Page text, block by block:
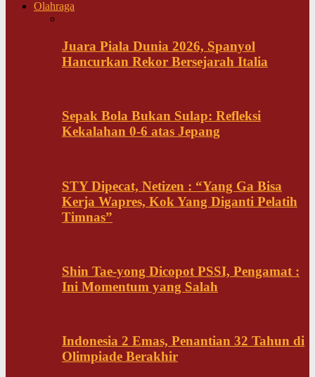
Olahraga
Juara Piala Dunia 2026, Spanyol
Hancurkan Rekor Bersejarah Italia
Sepak Bola Bukan Sulap: Refleksi
Kekalahan 0-6 atas Jepang
STY Dipecat, Netizen : “Yang Ga Bisa
Kerja Wapres, Kok Yang Diganti Pelatih
Timnas”
Shin Tae-yong Dicopot PSSI, Pengamat :
Ini Momentum yang Salah
Indonesia 2 Emas, Penantian 32 Tahun di
Olimpiade Berakhir